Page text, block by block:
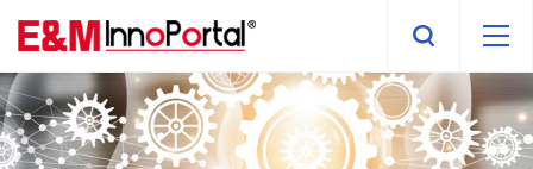
內
文
部
份